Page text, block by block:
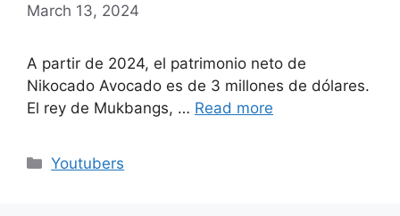
March 13, 2024
A partir de 2024, el patrimonio neto de
Nikocado Avocado es de 3 millones de dólares.
El rey de Mukbangs, … Read more
Categories
Youtubers